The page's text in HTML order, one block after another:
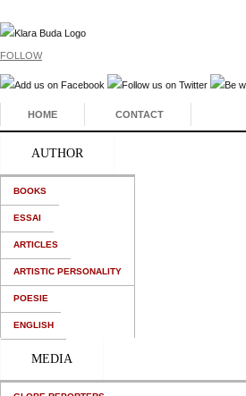
FOLLOW
HOME CONTACT
AUTHOR
BOOKS
ESSAI
ARTICLES
ARTISTIC PERSONALITY
POESIE
ENGLISH
MEDIA